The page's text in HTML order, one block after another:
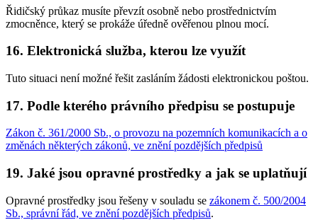
Řidičský průkaz musíte převzít osobně nebo prostřednictvím
zmocněnce, který se prokáže úředně ověřenou plnou mocí.
16. Elektronická služba, kterou lze využít
Tuto situaci není možné řešit zasláním žádosti elektronickou poštou.
17. Podle kterého právního předpisu se postupuje
Zákon č. 361/2000 Sb., o provozu na pozemních komunikacích a o
změnách některých zákonů, ve znění pozdějších předpisů
19. Jaké jsou opravné prostředky a jak se uplatňují
Opravné prostředky jsou řešeny v souladu se zákonem č. 500/2004
Sb., správní řád, ve znění pozdějších předpisů.